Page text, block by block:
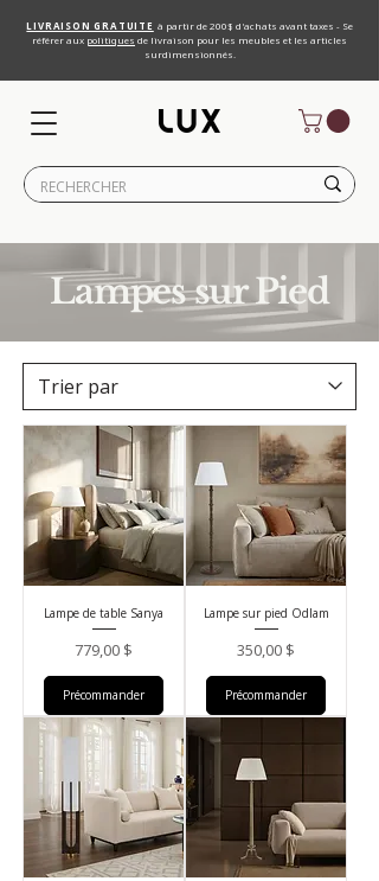
LIVRAISON GRATUITE à partir de 200$ d'achats avant taxes - Se
référer aux politiques de livraison pour les meubles et les articles
surdimensionnés.
Lampes sur Pied
Lampe de table Sanya
Prix
779,00 $
Précommander
Lampe sur pied Odlam
Prix
350,00 $
Précommander